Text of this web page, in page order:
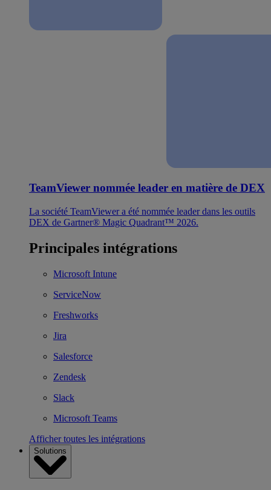
TeamViewer nommée leader en matière de DEX
La société TeamViewer a été nommée leader dans les outils
DEX de Gartner® Magic Quadrant™ 2026.
Principales intégrations
Microsoft Intune
ServiceNow
Freshworks
Jira
Salesforce
Zendesk
Slack
Microsoft Teams
Afficher toutes les intégrations
Solutions